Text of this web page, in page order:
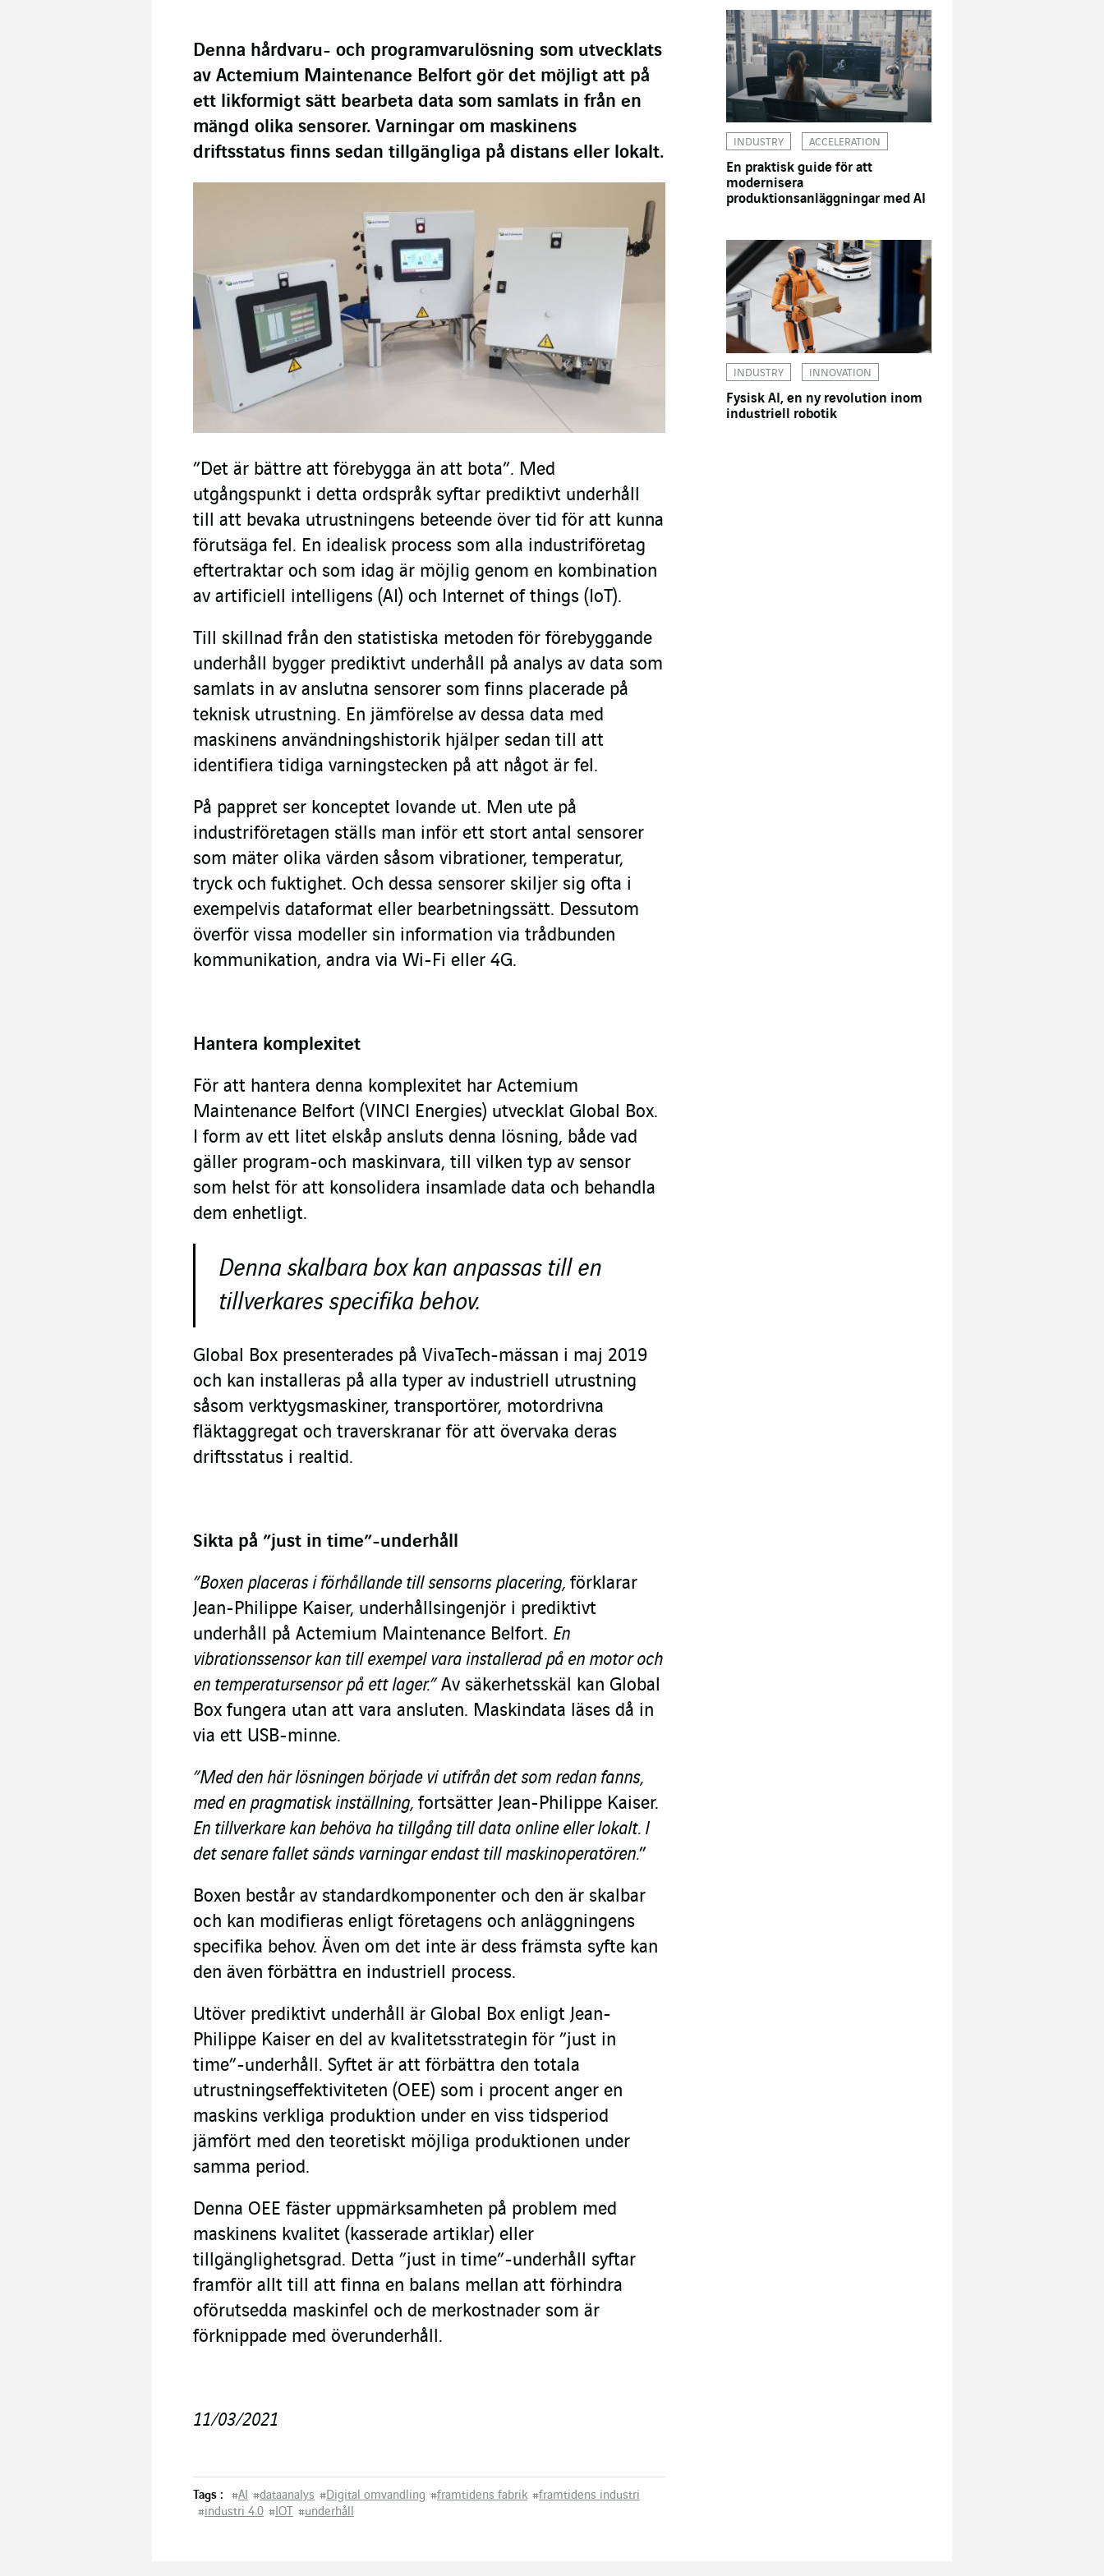
Denna hårdvaru- och programvarulösning som utvecklats
av Actemium Maintenance Belfort gör det möjligt att på
ett likformigt sätt bearbeta data som samlats in från en
mängd olika sensorer. Varningar om maskinens
driftsstatus finns sedan tillgängliga på distans eller lokalt.
”Det är bättre att förebygga än att bota”. Med
utgångspunkt i detta ordspråk syftar prediktivt underhåll
till att bevaka utrustningens beteende över tid för att kunna
förutsäga fel. En idealisk process som alla industriföretag
eftertraktar och som idag är möjlig genom en kombination
av artificiell intelligens (AI) och Internet of things (IoT).
Till skillnad från den statistiska metoden för förebyggande
underhåll bygger prediktivt underhåll på analys av data som
samlats in av anslutna sensorer som finns placerade på
teknisk utrustning. En jämförelse av dessa data med
maskinens användningshistorik hjälper sedan till att
identifiera tidiga varningstecken på att något är fel.
På pappret ser konceptet lovande ut. Men ute på
industriföretagen ställs man inför ett stort antal sensorer
som mäter olika värden såsom vibrationer, temperatur,
tryck och fuktighet. Och dessa sensorer skiljer sig ofta i
exempelvis dataformat eller bearbetningssätt. Dessutom
överför vissa modeller sin information via trådbunden
kommunikation, andra via Wi-Fi eller 4G.
Hantera komplexitet
För att hantera denna komplexitet har Actemium
Maintenance Belfort (VINCI Energies) utvecklat Global Box.
I form av ett litet elskåp ansluts denna lösning, både vad
gäller program-och maskinvara, till vilken typ av sensor
som helst för att konsolidera insamlade data och behandla
dem enhetligt.
Denna skalbara box kan anpassas till en
tillverkares specifika behov.
Global Box presenterades på VivaTech-mässan i maj 2019
och kan installeras på alla typer av industriell utrustning
såsom verktygsmaskiner, transportörer, motordrivna
fläktaggregat och traverskranar för att övervaka deras
driftsstatus i realtid.
Sikta på ”just in time”-underhåll
”Boxen placeras i förhållande till sensorns placering, förklarar
Jean-Philippe Kaiser, underhållsingenjör i prediktivt
underhåll på Actemium Maintenance Belfort. En
vibrationssensor kan till exempel vara installerad på en motor och
en temperatursensor på ett lager.”Av säkerhetsskäl kan Global
Box fungera utan att vara ansluten. Maskindata läses då in
via ett USB-minne.
”Med den här lösningen började vi utifrån det som redan fanns,
med en pragmatisk inställning, fortsätter Jean-Philippe Kaiser.
En tillverkare kan behöva ha tillgång till data online eller lokalt. I
det senare fallet sänds varningar endast till maskinoperatören.”
Boxen består av standardkomponenter och den är skalbar
och kan modifieras enligt företagens och anläggningens
specifika behov. Även om det inte är dess främsta syfte kan
den även förbättra en industriell process.
Utöver prediktivt underhåll är Global Box enligt Jean-
Philippe Kaiser en del av kvalitetsstrategin för ”just in
time”-underhåll. Syftet är att förbättra den totala
utrustningseffektiviteten (OEE) som i procent anger en
maskins verkliga produktion under en viss tidsperiod
jämfört med den teoretiskt möjliga produktionen under
samma period.
Denna OEE fäster uppmärksamheten på problem med
maskinens kvalitet (kasserade artiklar) eller
tillgänglighetsgrad. Detta ”just in time”-underhåll syftar
framför allt till att finna en balans mellan att förhindra
oförutsedda maskinfel och de merkostnader som är
förknippade med överunderhåll.
11/03/2021
Tags : #AI #dataanalys #Digital omvandling #framtidens fabrik #framtidens industri
#industri 4.0 #IOT #underhåll
INDUSTRY ACCELERATION
En praktisk guide för att
modernisera
produktionsanläggningar med AI
INDUSTRY INNOVATION
Fysisk AI, en ny revolution inom
industriell robotik